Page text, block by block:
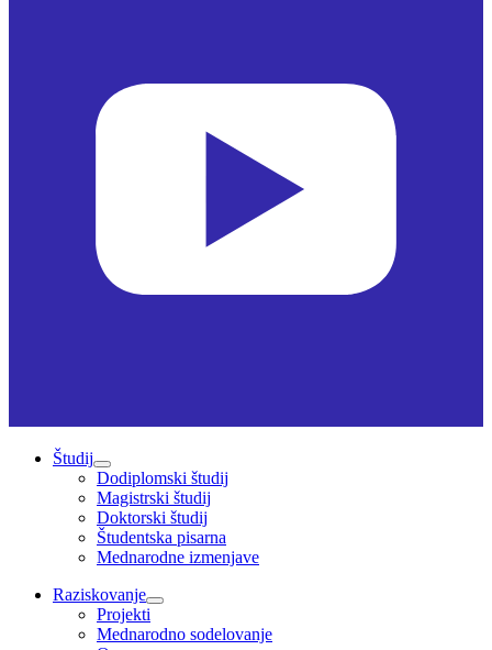
Študij
Dodiplomski študij
Magistrski študij
Doktorski študij
Študentska pisarna
Mednarodne izmenjave
Raziskovanje
Projekti
Mednarodno sodelovanje